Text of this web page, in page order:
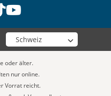
youtube
Wähle deinen Shop
oder älter.
nur online.
Vorrat reicht.